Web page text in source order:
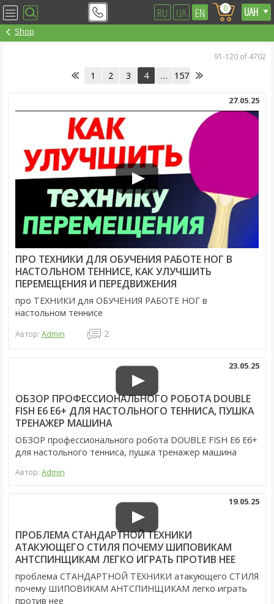
RU UA EN 0
Shop
91-120 of 4702
1 2 3 4 … 157
ПРО ТЕХНИКИ ДЛЯ ОБУЧЕНИЯ РАБОТЕ НОГ В
НАСТОЛЬНОМ ТЕННИСЕ, КАК УЛУЧШИТЬ
ПЕРЕМЕЩЕНИЯ И ПЕРЕДВИЖЕНИЯ
27.05.25
про ТЕХНИКИ для ОБУЧЕНИЯ РАБОТЕ НОГ в
настольном теннисе
Автор: Admin 2
ОБЗОР ПРОФЕССИОНАЛЬНОГО РОБОТА DOUBLE
FISH E6 E6+ ДЛЯ НАСТОЛЬНОГО ТЕННИСА, ПУШКА
ТРЕНАЖЕР МАШИНА
23.05.25
ОБЗОР профессионального робота DOUBLE FISH E6 E6+
для настольного тенниса, пушка тренажер машина
Автор: Admin
ПРОБЛЕМА СТАНДАРТНОЙ ТЕХНИКИ
АТАКУЮЩЕГО СТИЛЯ ПОЧЕМУ ШИПОВИКАМ
АНТСПИНЩИКАМ ЛЕГКО ИГРАТЬ ПРОТИВ НЕЕ
19.05.25
проблема СТАНДАРТНОЙ ТЕХНИКИ атакующего СТИЛЯ
почему ШИПОВИКАМ АНТСПИНЩИКАМ легко играть
против нее